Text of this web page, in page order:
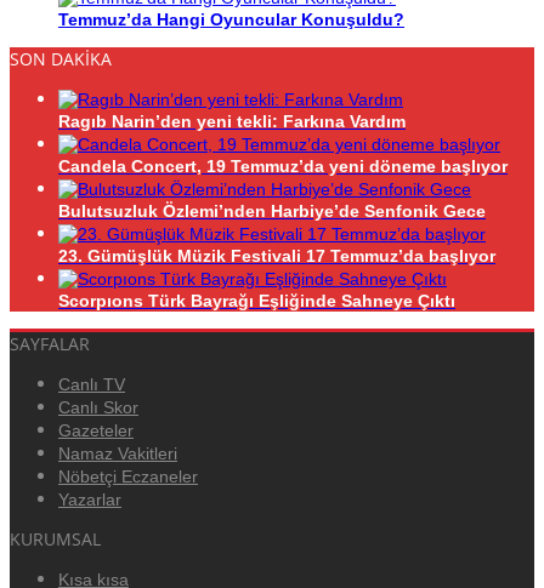
Temmuz’da Hangi Oyuncular Konuşuldu?
SON DAKİKA
Ragıb Narin’den yeni tekli: Farkına Vardım
Candela Concert, 19 Temmuz’da yeni döneme başlıyor
Bulutsuzluk Özlemi’nden Harbiye’de Senfonik Gece
23. Gümüşlük Müzik Festivali 17 Temmuz’da başlıyor
Scorpıons Türk Bayrağı Eşliğinde Sahneye Çıktı
SAYFALAR
Canlı TV
Canlı Skor
Gazeteler
Namaz Vakitleri
Nöbetçi Eczaneler
Yazarlar
KURUMSAL
Kısa kısa